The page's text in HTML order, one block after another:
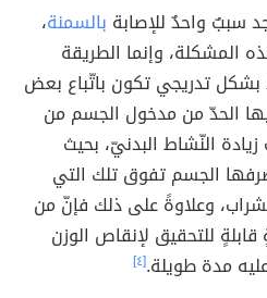
سببٌ واحدٌ للإصابة بالسمنة،
المشكلة، وإنما الطريقة
بشكل تدريجي تكون باتّباع بعض
الحدّ من مدخول الجسم من
النّشاط البدنيّ، بحيث
الجسم تفوق تلك التي
وعلاوةً على ذلك فإنّ من
للتحقيق لإنقاص الوزن
مدة طويلة.[٤]